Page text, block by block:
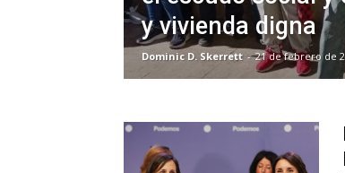
y vivienda digna
Dominic D. Skerrett - 21 de febrero de